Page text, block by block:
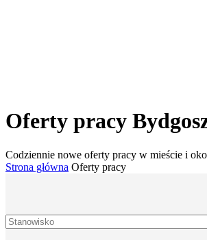
Oferty pracy
Codziennie nowe oferty pracy w mieście i
Strona główna Oferty pracy